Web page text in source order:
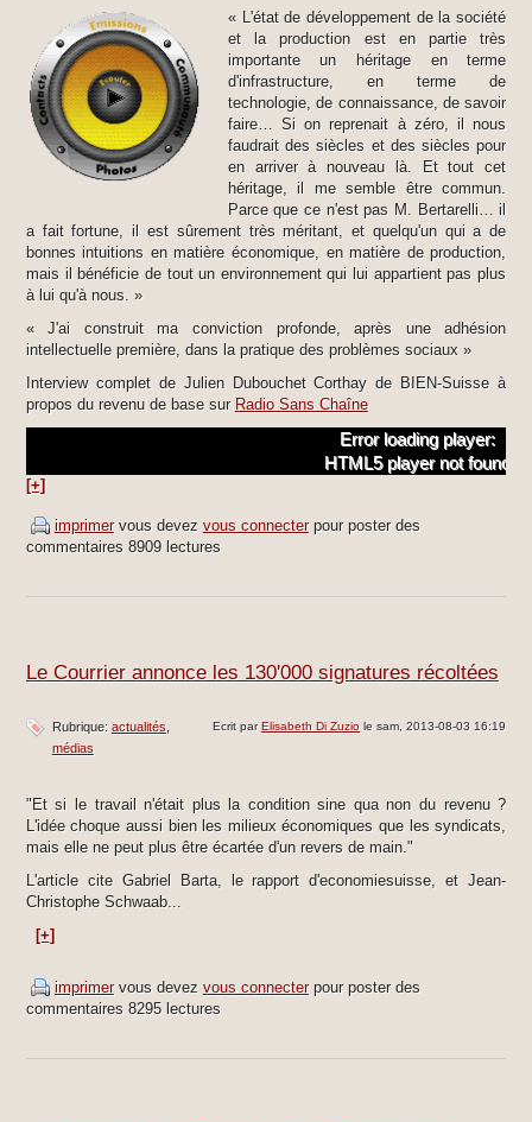
« L'état de développement de la société
et la production est en partie très
importante un héritage en terme
d'infrastructure, en terme de
technologie, de connaissance, de savoir
faire… Si on reprenait à zéro, il nous
faudrait des siècles et des siècles pour
en arriver à nouveau là. Et tout cet
héritage, il me semble être commun.
Parce que ce n'est pas M. Bertarelli… il
a fait fortune, il est sûrement très méritant, et quelqu'un qui a de
bonnes intuitions en matière économique, en matière de production,
mais il bénéficie de tout un environnement qui lui appartient pas plus
à lui qu'à nous. »
« J'ai construit ma conviction profonde, après une adhésion
intellectuelle première, dans la pratique des problèmes sociaux »
Interview complet de Julien Dubouchet Corthay de BIEN-Suisse à
propos du revenu de base sur Radio Sans Chaîne
Error loading player:
HTML5 player not found
[+]
imprimer vous devez vous connecterpour poster des
commentaires 8909 lectures
Le Courrier annonce les 130'000 signatures récoltées
Ecrit parElisabeth Di Zuzio le sam, 2013-08-03 16:19
Rubrique: actualités
médias
"Et si le travail n'était plus la condition sine qua non du revenu ?
L'idée choque aussi bien les milieux économiques que les syndicats,
mais elle ne peut plus être écartée d'un revers de main."
L'article cite Gabriel Barta, le rapport d'economiesuisse, et Jean-
Christophe Schwaab...
[+]
imprimer vous devez vous connecterpour poster des
commentaires 8295 lectures